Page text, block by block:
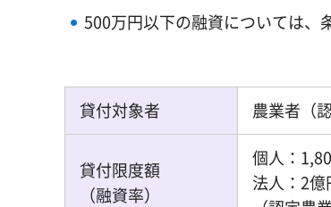
500万円以下の融資については、
貸付対象者 農業者（
貸付限度額
（融資率）
個人：
法人：2億